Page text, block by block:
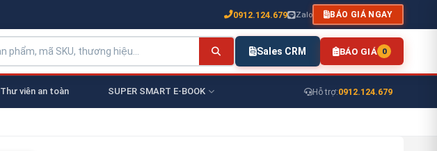
0912.124.679 Zalo BÁO GIÁ NGAY
Sales CRM BÁO GIÁ 0
Thư viên an toàn SUPER SMART E-BOOK Hỗ trợ:0912.124.679